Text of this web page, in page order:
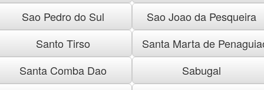
Sao Pedro do Sul
Sao Joao da Pesqueira
Santo Tirso
Santa Marta de
Santa Comba Dao
Sabugal